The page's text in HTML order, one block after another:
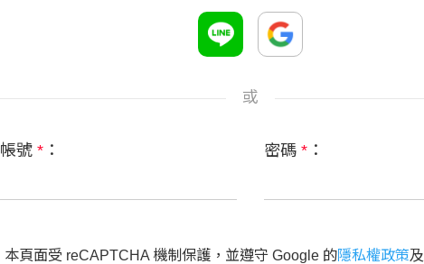
或
帳號 * ： 密碼 * ：
本頁面受 reCAPTCHA 機制保護，並遵守 Google 的隱私權政策及